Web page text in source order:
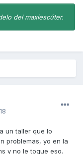
del maxiescúter.
un taller que lo
problemas, yo en la
y no le toque eso.